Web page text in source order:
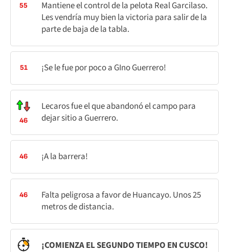
55
Mantiene el control de la pelota Real Garcilaso.
Les vendría muy bien la victoria para salir de la
parte de baja de la tabla.
51 ¡Se le fue por poco a GIno Guerrero!
46
Lecaros fue el que abandonó el campo para
dejar sitio a Guerrero.
46 ¡A la barrera!
46
Falta peligrosa a favor de Huancayo. Unos 25
metros de distancia.
¡COMIENZA EL SEGUNDO TIEMPO EN CUSCO!